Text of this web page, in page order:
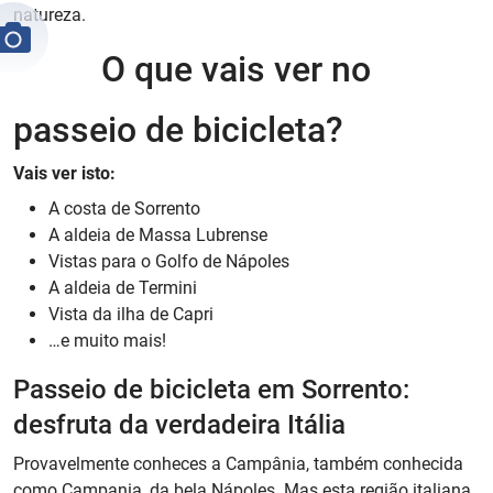
natureza.
O que vais ver no
passeio de bicicleta?
Vais ver isto:
A costa de Sorrento
A aldeia de Massa Lubrense
Vistas para o Golfo de Nápoles
A aldeia de Termini
Vista da ilha de Capri
…e muito mais!
Passeio de bicicleta em Sorrento:
desfruta da verdadeira Itália
Provavelmente conheces a Campânia, também conhecida